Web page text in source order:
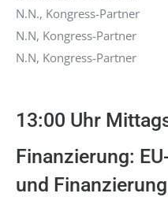
N.N., Kongress-Partner
N.N, Kongress-Partner
N.N, Kongress-Partner
13:00 Uhr
Finanzierung:
und